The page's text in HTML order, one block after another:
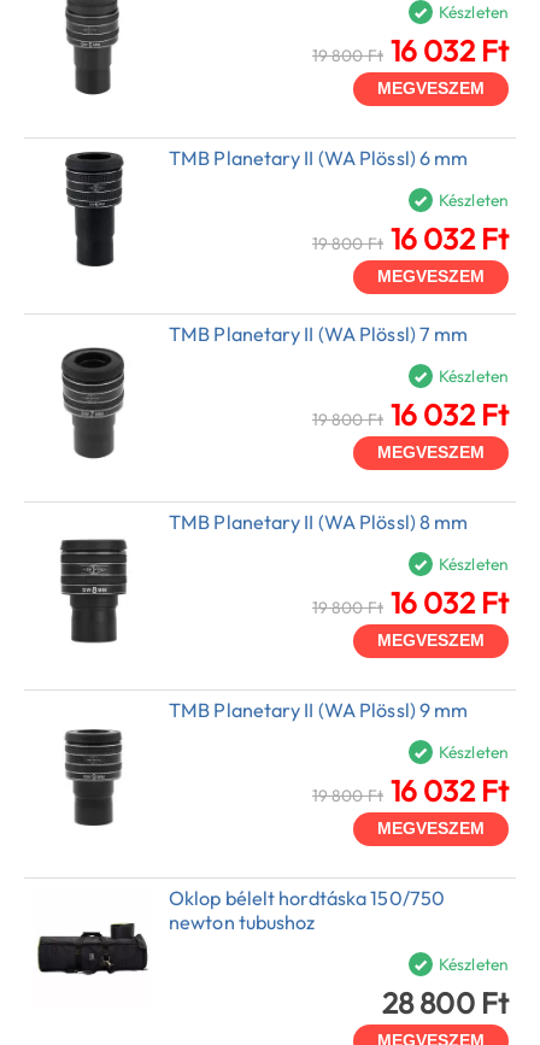
Készleten
19 800 Ft 16 032 Ft
MEGVESZEM
TMB Planetary II (WA Plössl) 6 mm
Készleten
19 800 Ft 16 032 Ft
MEGVESZEM
TMB Planetary II (WA Plössl) 7 mm
Készleten
19 800 Ft 16 032 Ft
MEGVESZEM
TMB Planetary II (WA Plössl) 8 mm
Készleten
19 800 Ft 16 032 Ft
MEGVESZEM
TMB Planetary II (WA Plössl) 9 mm
Készleten
19 800 Ft 16 032 Ft
MEGVESZEM
Oklop bélelt hordtáska 150/750
newton tubushoz
Készleten
28 800 Ft
MEGVESZEM